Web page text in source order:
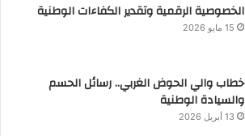
الخصوصية الرقمية وتقدير الكفاءات الوطنية
15 مايو 2026
خطاب والي الحوض الغربي.. رسائل الحسم
والسيادة الوطنية
13 أبريل 2026